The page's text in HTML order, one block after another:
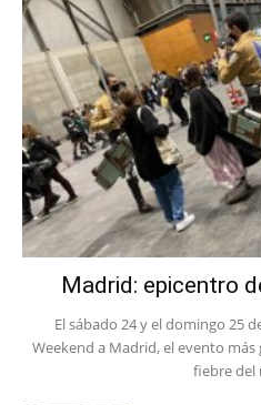
Madrid: epicentro
El sábado 24 y el domingo 25
Weekend a Madrid, el evento más
fiebre del